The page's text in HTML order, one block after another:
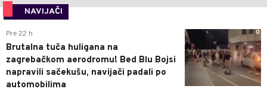
NAVIJAČI
0
Pre 22 h
Brutalna tuča huligana na
zagrebačkom aerodromu! Bed Blu Bojsi
napravili sačekušu, navijači padali po
automobilima